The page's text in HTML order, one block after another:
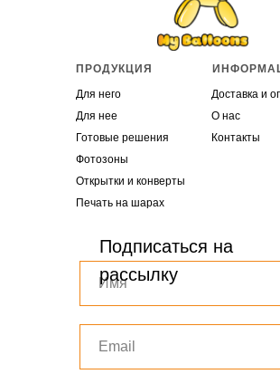
ПРОДУКЦИЯ
Для него
Для нее
Готовые решения
Фотозоны
Открытки и конверты
Печать на шарах
Доставка и
О нас
Контакты
Подписаться на
рассылку